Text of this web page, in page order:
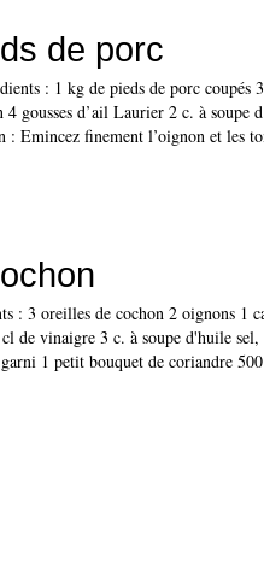
de porc
: 1 kg de pieds de porc coupés
gousses d’ail Laurier 2 c. à soupe
Emincez finement l’oignon et les
: 3 oreilles de cochon 2 oignons 1
de vinaigre 3 c. à soupe d'huile
1 petit bouquet de coriandre